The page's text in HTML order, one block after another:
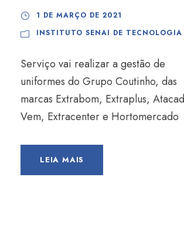
1 DE MARÇO DE 2021
INSTITUTO SENAI DE TECNOLOGIA
Serviço vai realizar a gestão de
uniformes do Grupo Coutinho, das
marcas Extrabom, Extraplus,
Vem, Extracenter e Hortomercado
LEIA MAIS